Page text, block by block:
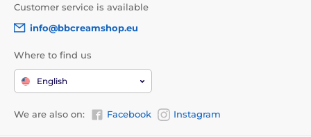
Customer service is available
info@bbcreamshop.eu
Where to find us
English
We are also on: Facebook Instagram